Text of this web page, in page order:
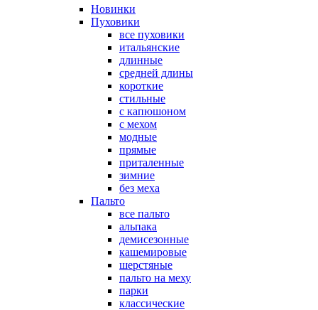
Новинки
Пуховики
все пуховики
итальянские
длинные
средней длины
короткие
стильные
с капюшоном
с мехом
модные
прямые
приталенные
зимние
без меха
Пальто
все пальто
альпака
демисезонные
кашемировые
шерстяные
пальто на меху
парки
классические